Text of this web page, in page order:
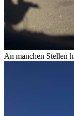
An manchen Stellen